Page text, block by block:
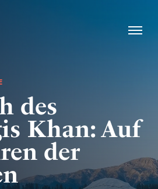
des
Khan: Auf
der